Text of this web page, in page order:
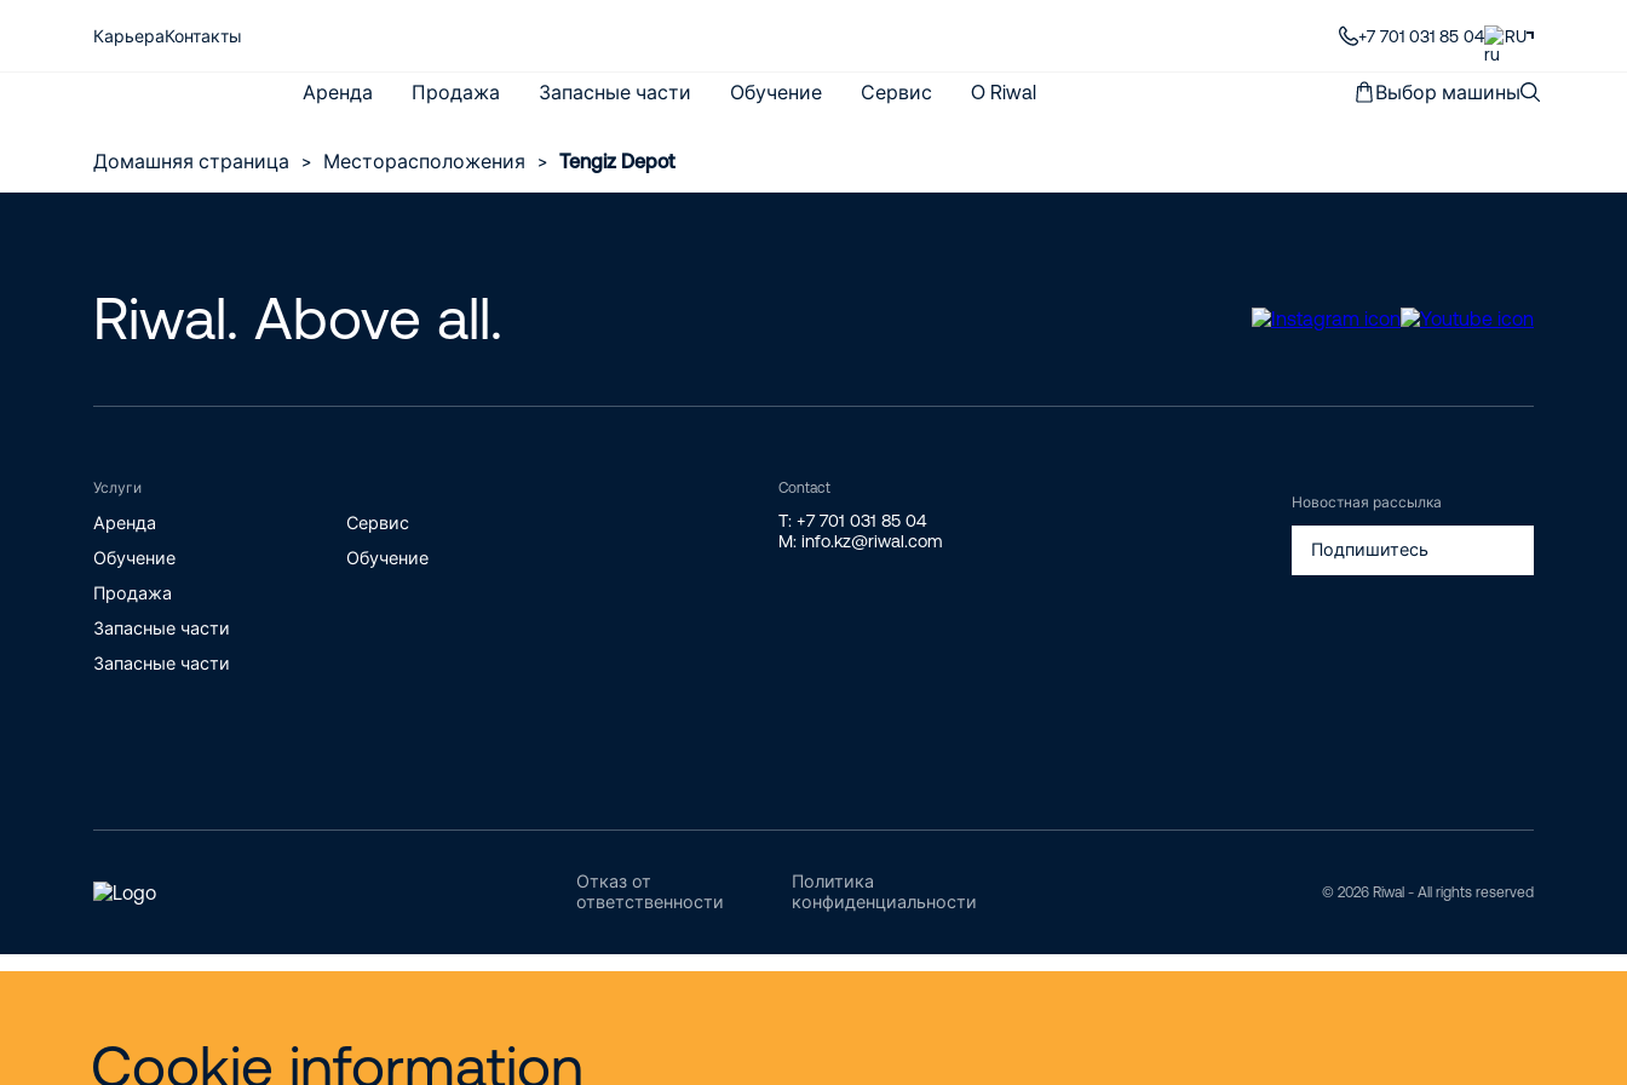
Cookie information
КарьераКонтакты +7 701 031 85 04 RU
Аренда
Телескопические погрузчики
Продажа Запасные части Обучение Сервис O Riwal
Новости
Выбор машины
Домашняя страница > Месторасположения > Tengiz Depot
Riwal. Above all.
Услуги
Аренда
Обучение
Продажа
Запасные части
Запасные части
Сервис
Обучение
Contact
T: +7 701 031 85 04
M: info.kz@riwal.com
Новостная рассылка
Подпишитесь
Отказ от
ответственности
Политика
конфиденциальности
© 2026 Riwal - All rights reserved